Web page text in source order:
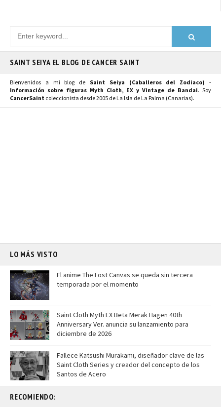
SAINT SEIYA EL BLOG DE CANCER SAINT
Bienvenidos a mi blog de Saint Seiya (Caballeros del Zodiaco) -
Información sobre figuras Myth Cloth, EX y Vintage de Bandai. Soy
CancerSaint coleccionista desde 2005 de La Isla de La Palma (Canarias).
LO MÁS VISTO
El anime The Lost Canvas se queda sin tercera
temporada por el momento
Saint Cloth Myth EX Beta Merak Hagen 40th
Anniversary Ver. anuncia su lanzamiento para
diciembre de 2026
Fallece Katsushi Murakami, diseñador clave de las
Saint Cloth Series y creador del concepto de los
Santos de Acero
RECOMIENDO: